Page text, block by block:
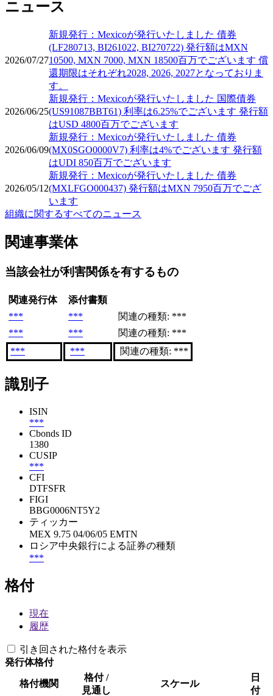
ニュース
2026/07/27
新規発行：Mexicoが発行いたしました 債券
(LF280713, BI261022, BI270722) 発行額はMXN
10500, MXN 7000, MXN 18500百万でございます 償
還期限はそれぞれ2028, 2026, 2027となっておりま
す。
2026/06/25
新規発行：Mexicoが発行いたしました 国際債券
(US91087BBT61) 利率は6.25%でございます 発行額
はUSD 4800百万でございます
2026/06/09
新規発行：Mexicoが発行いたしました 債券
(MX0SGO0000V7) 利率は4%でございます 発行額
はUDI 850百万でございます
2026/05/12
新規発行：Mexicoが発行いたしました 債券
(MXLFGO000437) 発行額はMXN 7950百万でござ
います
組織に関するすべてのニュース
関連事業体
当該会社が利害関係を有するもの
関連発行体
添付書類
***
***
関連の種類: ***
***
***
関連の種類: ***
***
*** 関連の種類: ***
識別子
ISIN
***
Cbonds ID
1380
CUSIP
***
CFI
DTFSFR
FIGI
BBG0006NT5Y2
ティッカー
MEX 9.75 04/06/05 EMTN
ロシア中央銀行による証券の種類
***
格付
現在
履歴
引き回された格付を表示
発行体格付
格付機関
格付 /
見通し
スケール
日
付